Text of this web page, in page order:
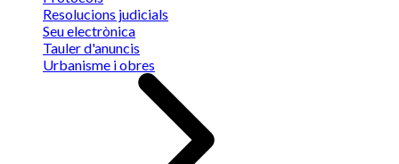
Resolucions judicials
Seu electrònica
Tauler d'anuncis
Urbanisme i obres